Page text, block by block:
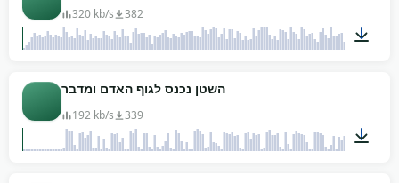
320 kb/s 382
השטן נכנס לגוף האדם ומדבר
192 kb/s 339